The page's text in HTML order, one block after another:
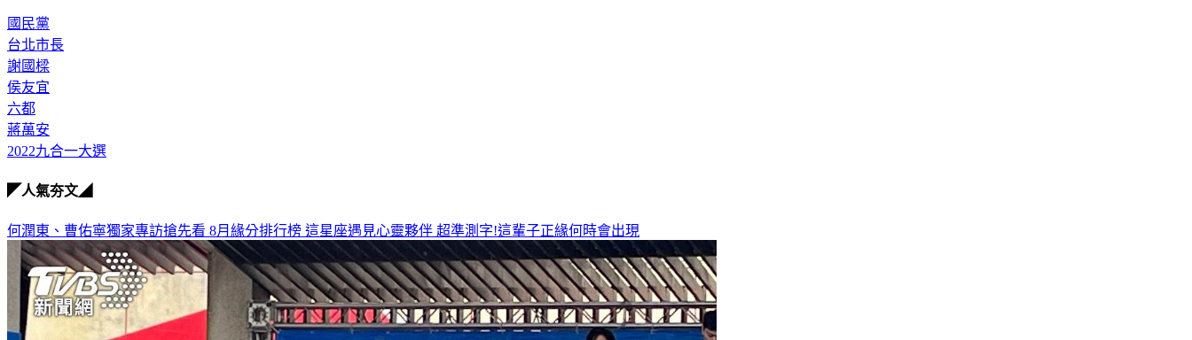
國民黨
台北市長
謝國樑
侯友宜
六都
蔣萬安
2022九合一大選
◤人氣夯文◢
何潤東、曹佑寧獨家專訪搶先看 8月緣分排行榜 這星座遇見心靈夥伴 超準測字!這輩子正緣何時會出現